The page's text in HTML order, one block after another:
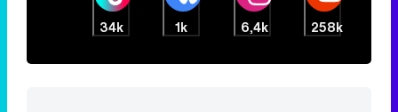
34k 1k 6,4k 258k